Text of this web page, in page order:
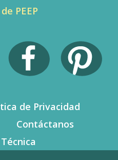
PEEP
de Privacidad
Contáctanos